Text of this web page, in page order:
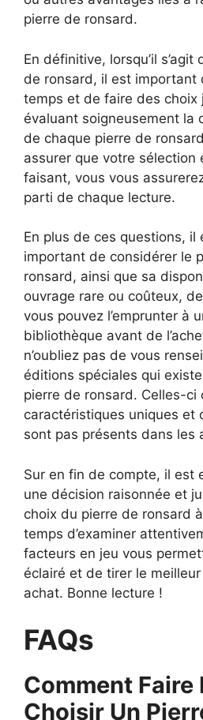
pierre de ronsard.
En définitive, lorsqu’il
de ronsard, il est important
temps et de faire des choix
évaluant soigneusement la
de chaque pierre de
assurer que votre sélection
faisant, vous vous
parti de chaque lecture.
En plus de ces questions, il
important de considérer le
ronsard, ainsi que sa
ouvrage rare ou coûteux,
vous pouvez l’emprunter à
bibliothèque avant de
n’oubliez pas de vous
éditions spéciales qui
pierre de ronsard. Celles-
caractéristiques uniques et
sont pas présents dans les
Sur en fin de compte, il est
une décision raisonnée et
choix du pierre de ronsard
temps d’examiner
facteurs en jeu vous
éclairé et de tirer le
achat. Bonne lecture !
FAQs
Comment Faire
Choisir Un